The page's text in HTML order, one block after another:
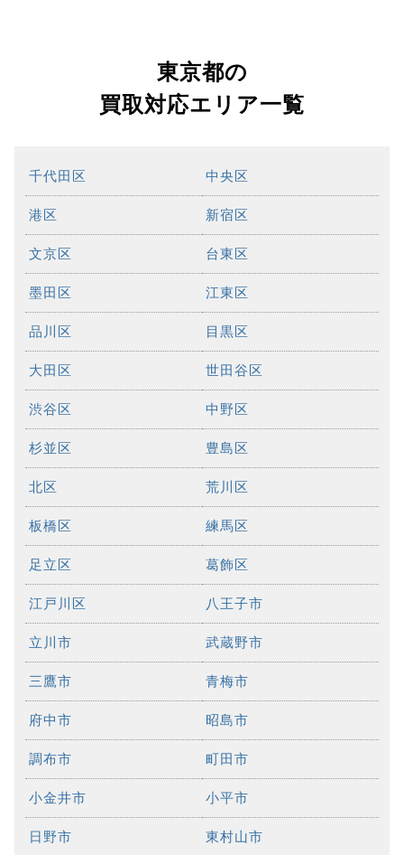
東京都の
買取対応エリア一覧
千代田区 中央区
港区 新宿区
文京区 台東区
墨田区 江東区
品川区 目黒区
大田区 世田谷区
渋谷区 中野区
杉並区 豊島区
北区 荒川区
板橋区 練馬区
足立区 葛飾区
江戸川区 八王子市
立川市 武蔵野市
三鷹市 青梅市
府中市 昭島市
調布市 町田市
小金井市 小平市
日野市 東村山市